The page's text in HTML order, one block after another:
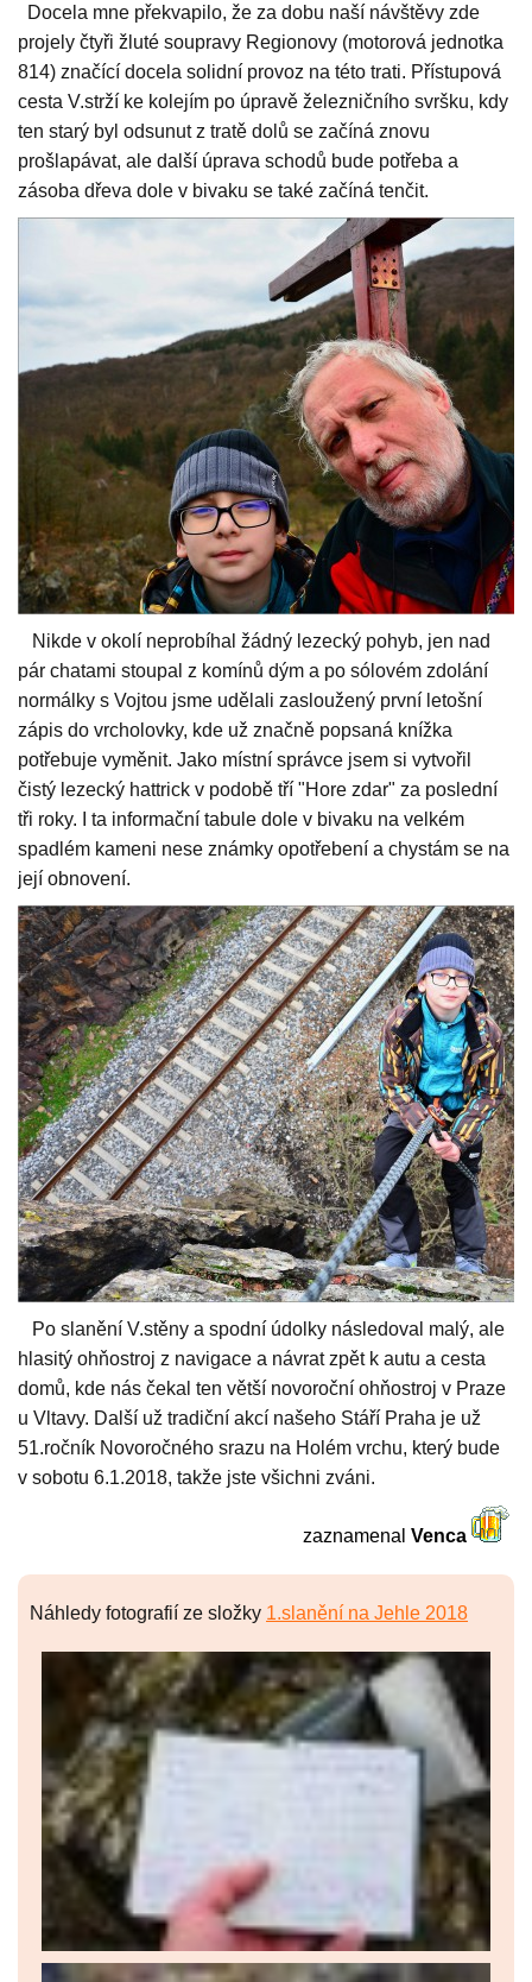
Docela mne překvapilo, že za dobu naší návštěvy zde
projely čtyři žluté soupravy Regionovy (motorová jednotka
814) značící docela solidní provoz na této trati. Přístupová
cesta V.strží ke kolejím po úpravě železničního svršku, kdy
ten starý byl odsunut z tratě dolů se začíná znovu
prošlapávat, ale další úprava schodů bude potřeba a
zásoba dřeva dole v bivaku se také začíná tenčit.
Nikde v okolí neprobíhal žádný lezecký pohyb, jen nad
pár chatami stoupal z komínů dým a po sólovém zdolání
normálky s Vojtou jsme udělali zasloužený první letošní
zápis do vrcholovky, kde už značně popsaná knížka
potřebuje vyměnit. Jako místní správce jsem si vytvořil
čistý lezecký hattrick v podobě tří "Hore zdar" za poslední
tři roky. I ta informační tabule dole v bivaku na velkém
spadlém kameni nese známky opotřebení a chystám se na
její obnovení.
Po slanění V.stěny a spodní údolky následoval malý, ale
hlasitý ohňostroj z navigace a návrat zpět k autu a cesta
domů, kde nás čekal ten větší novoroční ohňostroj v Praze
u Vltavy. Další už tradiční akcí našeho Stáří Praha je už
51.ročník Novoročného srazu na Holém vrchu, který bude
v sobotu 6.1.2018, takže jste všichni zváni.
zaznamenal Venca
Náhledy fotografií ze složky 1.slanění na Jehle 2018